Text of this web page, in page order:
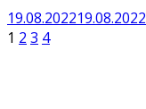
19.08.202219.08.2022
1 2 3 4